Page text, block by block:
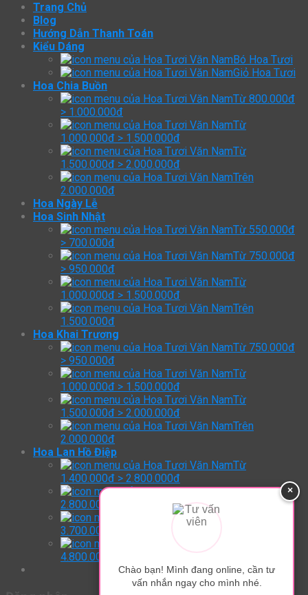
Trang Chủ
Blog
Hướng Dẫn Thanh Toán
Kiểu Dáng
Bó Hoa Tươi
Giỏ Hoa Tươi
Hoa Chia Buồn
Từ 800.000đ
> 1.000.000đ
Từ
1.000.000đ > 1.500.000đ
Từ
1.500.000đ > 2.000.000đ
Trên
2.000.000đ
Hoa Ngày Lễ
Hoa Sinh Nhật
Từ 550.000đ
> 700.000đ
Từ 750.000đ
> 950.000đ
Từ
1.000.000đ > 1.500.000đ
Trên
1.500.000đ
Hoa Khai Trương
Từ 750.000đ
> 950.000đ
Từ
1.000.000đ > 1.500.000đ
Từ
1.500.000đ > 2.000.000đ
Trên
2.000.000đ
Hoa Lan Hồ Điệp
Từ
1.400.000đ > 2.800.000đ
Từ
2.800.000đ > 3.700.000đ
3.700.000đ > 4.800.000đ
4.800.000đ
×
Chào bạn! Mình đang online, cần tư
vấn nhắn ngay cho mình nhé.